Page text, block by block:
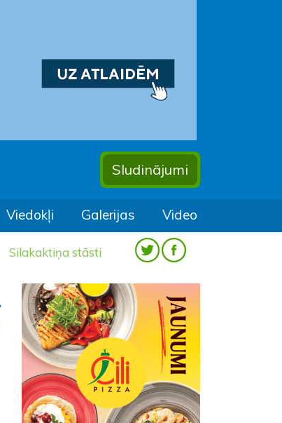
Sludinājumi
Viedokļi Galerijas Video
Silakaktiņa stāsti